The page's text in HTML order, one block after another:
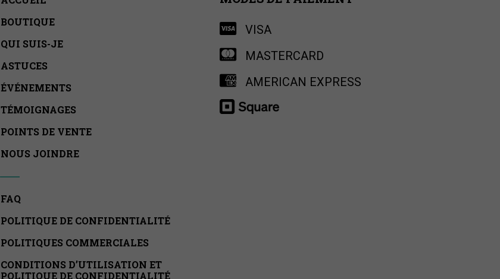
BOUTIQUE
QUI SUIS-JE
ASTUCES
ÉVÉNEMENTS
TÉMOIGNAGES
POINTS DE VENTE
NOUS JOINDRE
FAQ
POLITIQUE DE CONFIDENTIALITÉ
POLITIQUES COMMERCIALES
CONDITIONS D’UTILISATION ET
POLITIQUE DE CONFIDENTIALITÉ
VISA
MASTERCARD
AMERICAN EXPRESS